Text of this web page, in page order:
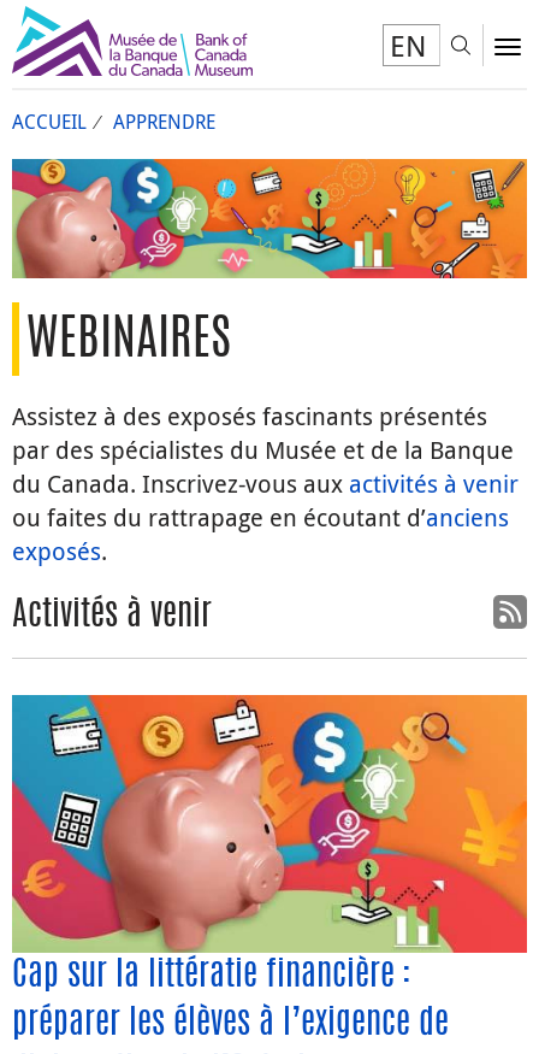
EN
ACCUEIL APPRENDRE
WEBINAIRES
Assistez à des exposés fascinants présentés
par des spécialistes du Musée et de la Banque
du Canada. Inscrivez-vous aux activités à venir
ou faites du rattrapage en écoutant d’anciens
exposés.
Activités à venir
Cap sur la littératie financière :
préparer les élèves à l’exigence de